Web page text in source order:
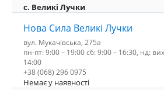
c. Великі Лучки
Нова Сила Великі Лучки
вул. Мукачівська, 275а
пн-пт: 9:00 – 19:00 сб: 9:00 – 16:30, нд:
14:00
+38 (068) 296 0975
Немає у наявності